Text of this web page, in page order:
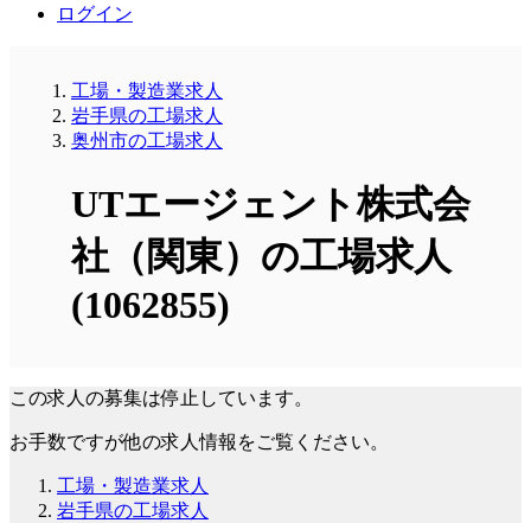
ログイン
工場・製造業求人
岩手県の工場求人
奥州市の工場求人
UTエージェント株式会
社（関東）の工場求人
(1062855)
この求人の募集は停止しています。
お手数ですが他の求人情報をご覧ください。
工場・製造業求人
岩手県の工場求人